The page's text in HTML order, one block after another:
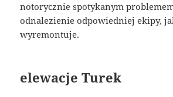
notorycznie spotykanym
odnalezienie odpowiedniej ekipy,
wyremontuje.
elewacje Turek